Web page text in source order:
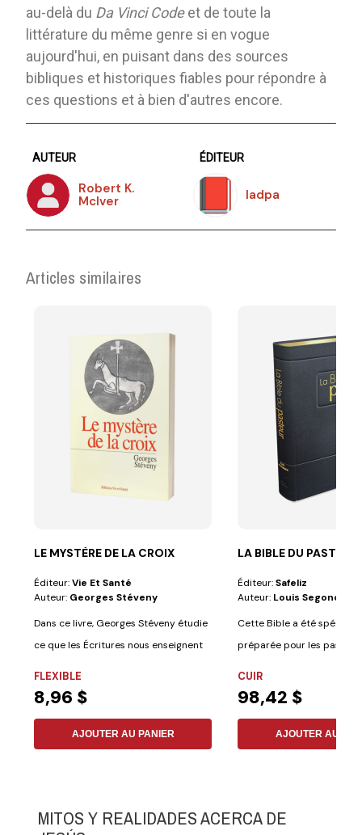
au-delà du Da Vinci Codeet de toute la
littérature du même genre si en vogue
aujourd'hui, en puisant dans des sources
bibliques et historiques fiables pour répondre à
ces questions et à bien d'autres encore.
AUTEUR
Robert K.
Mclver
ÉDITEUR
Iadpa
Articles similaires
LE MYSTÈRE DE LA CROIX
Éditeur:Vie Et Santé
Auteur: Georges Stéveny
Dans ce livre, Georges Stéveny étudie
ce que les Écritures nous enseignent
FLEXIBLE
8,96 $
AJOUTER AU PANIER
LA BIBLE DU
Éditeur:Safeliz
Auteur: Louis Segond
Cette Bible a été
préparée pour les
CUIR
98,42 $
AJOUTER AU
MITOS Y REALIDADES ACERCA DE